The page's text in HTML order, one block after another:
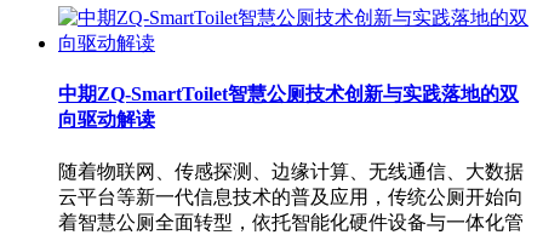
中期ZQ-SmartToilet智慧公厕技术创新与实践落地的双
向驱动解读
随着物联网、传感探测、边缘计算、无线通信、大数据
云平台等新一代信息技术的普及应用，传统公厕开始向
着智慧公厕全面转型，依托智能化硬件设备与一体化管